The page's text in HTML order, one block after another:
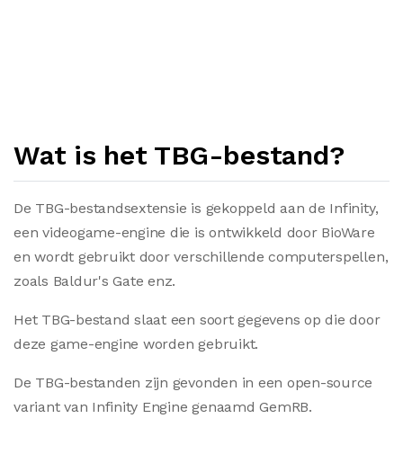
Wat is het TBG-bestand?
De TBG-bestandsextensie is gekoppeld aan de Infinity,
een videogame-engine die is ontwikkeld door BioWare
en wordt gebruikt door verschillende computerspellen,
zoals Baldur's Gate enz.
Het TBG-bestand slaat een soort gegevens op die door
deze game-engine worden gebruikt.
De TBG-bestanden zijn gevonden in een open-source
variant van Infinity Engine genaamd GemRB.